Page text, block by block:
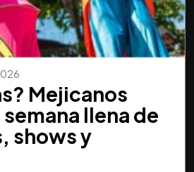
Mejicanos
llena de
shows y